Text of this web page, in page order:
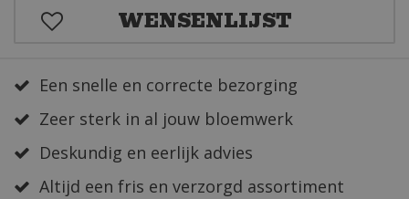
Een snelle en correcte bezorging
Zeer sterk in al jouw bloemwerk
Deskundig en eerlijk advies
Altijd een fris en verzorgd assortiment